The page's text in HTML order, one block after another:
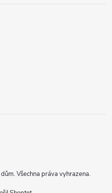
. Všechna práva vyhrazena.